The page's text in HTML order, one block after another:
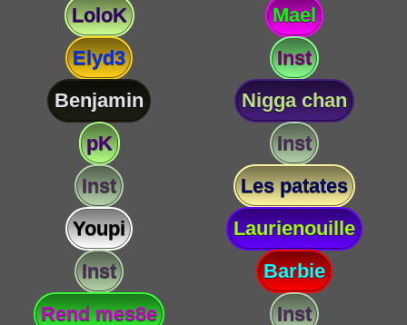
LoloK
Mael
Elyd3
Inst
Benjamin
Nigga chan
pK
Inst
Inst
Les patates
Youpi
Laurienouille
Inst
Barbie
Rend mes8e
Inst